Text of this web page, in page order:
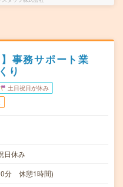
事務サポート業
り
土日祝日が休み
日休み
分 休憩1時間)